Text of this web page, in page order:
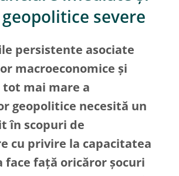
severe
persistente asociate
macroeconomice și
mai mare a
geopolitice necesită un
în scopuri de
cu privire la capacitatea
face față oricăror șocuri